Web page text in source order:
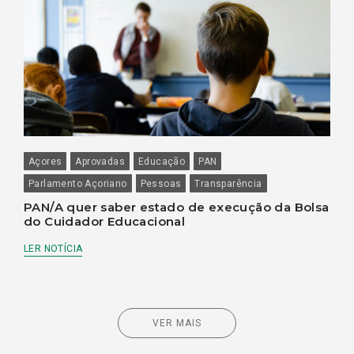
Açores Aprovadas Educação
PAN
Parlamento Açoriano
Pessoas Transparência
PAN/A quer saber estado de execução da Bolsa
do Cuidador Educacional
LER NOTÍCIA
VER MAIS